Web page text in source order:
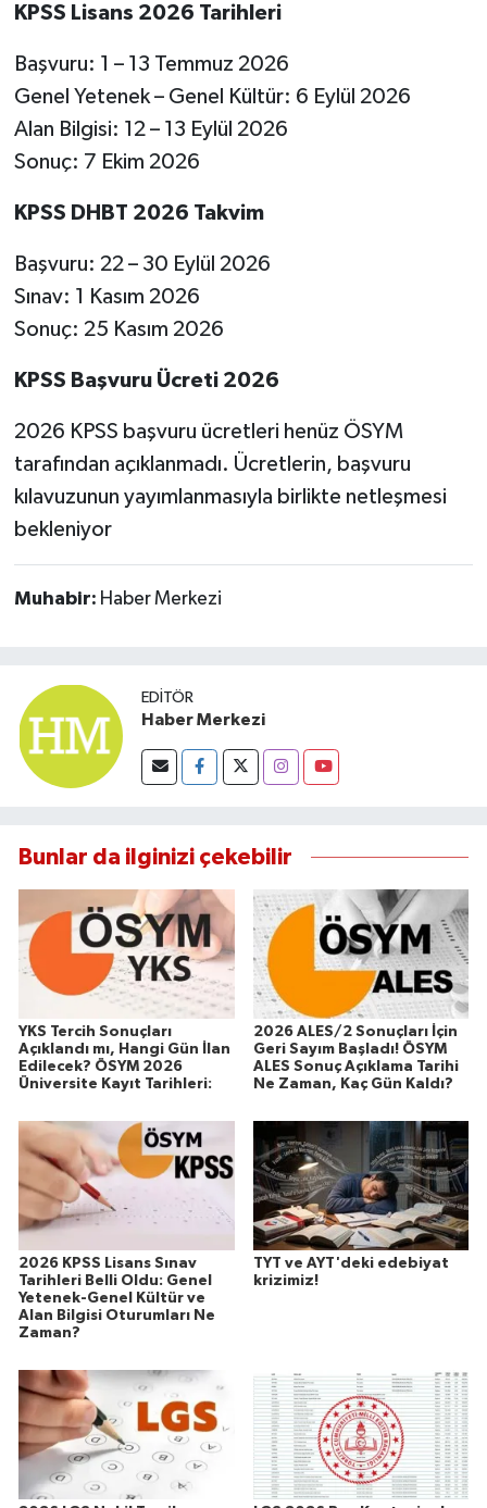
KPSS Lisans 2026 Tarihleri
Başvuru: 1 – 13 Temmuz 2026
Genel Yetenek – Genel Kültür: 6 Eylül 2026
Alan Bilgisi: 12 – 13 Eylül 2026
Sonuç: 7 Ekim 2026
KPSS DHBT 2026 Takvim
Başvuru: 22 – 30 Eylül 2026
Sınav: 1 Kasım 2026
Sonuç: 25 Kasım 2026
KPSS Başvuru Ücreti 2026
2026 KPSS başvuru ücretleri henüz ÖSYM
tarafından açıklanmadı. Ücretlerin, başvuru
kılavuzunun yayımlanmasıyla birlikte netleşmesi
bekleniyor
Muhabir: Haber Merkezi
EDITÖR
Haber Merkezi
Bunlar da ilginizi çekebilir
YKS Tercih Sonuçları
Açıklandı mı, Hangi Gün İlan
Edilecek? ÖSYM 2026
Üniversite Kayıt Tarihleri:
2026 ALES/2 Sonuçları İçin
Geri Sayım Başladı! ÖSYM
ALES Sonuç Açıklama Tarihi
Ne Zaman, Kaç Gün Kaldı?
2026 KPSS Lisans Sınav
Tarihleri Belli Oldu: Genel
Yetenek-Genel Kültür ve
Alan Bilgisi Oturumları Ne
Zaman?
TYT ve AYT'deki edebiyat
krizimiz!
SÜRMANŞET
Susurluk
TARİHTE BUGÜN
TEKNOLOJİ
TÜRKİYE
VİZYONDAKİLER